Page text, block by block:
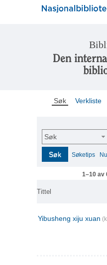
Den
Søk Verkliste
Søk
Søk Søketips
1–10 av
Tittel
Yibusheng xiju xuan